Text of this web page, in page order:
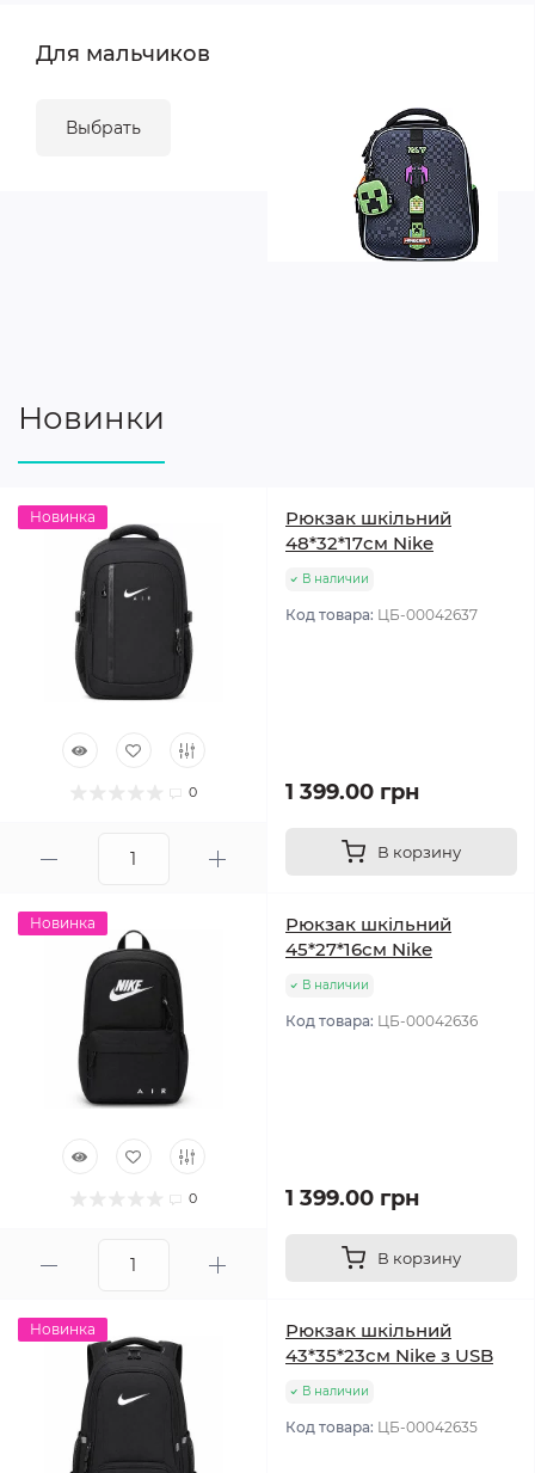
Для мальчиков
Выбрать
Новинки
Новинка
0
Рюкзак шкільний
48*32*17см Nike
В наличии
Код товара: ЦБ-00042637
1 399.00 грн
В корзину
Новинка
0
Рюкзак шкільний
45*27*16см Nike
В наличии
Код товара: ЦБ-00042636
1 399.00 грн
В корзину
Новинка
Рюкзак шкільний
43*35*23см Nike з USB
В наличии
Код товара: ЦБ-00042635